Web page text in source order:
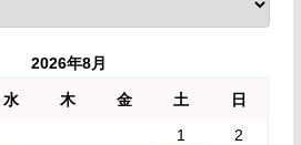
2026年8月
水 木 金 土
日
1
2